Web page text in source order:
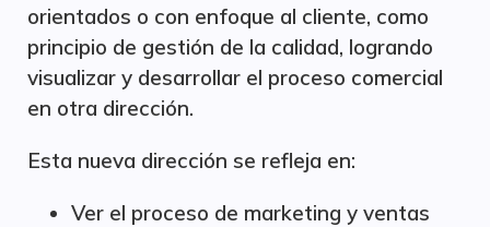
orientados o con enfoque al cliente, como
principio de gestión de la calidad, logrando
visualizar y desarrollar el proceso comercial
en otra dirección.
Esta nueva dirección se refleja en:
Ver el proceso de marketing y ventas